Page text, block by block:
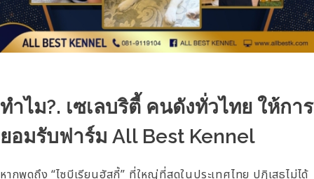
ทำไม?. เซเลบริตี้ คนดังทั่วไทย ให้การ
ยอมรับฟาร์ม All Best Kennel
หากพูดถึง “ไซบีเรียนฮัสกี้” ที่ใหญ่ที่สุดในประเทศไทย ปฏิเสธไม่ได้